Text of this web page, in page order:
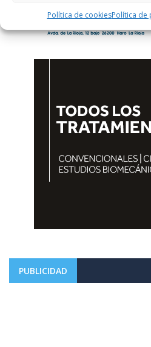
Política de cookiesPolítica de
PUBLICIDAD